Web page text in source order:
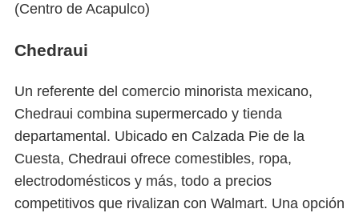
(Centro de Acapulco)
Chedraui
Un referente del comercio minorista mexicano,
Chedraui combina supermercado y tienda
departamental. Ubicado en Calzada Pie de la
Cuesta, Chedraui ofrece comestibles, ropa,
electrodomésticos y más, todo a precios
competitivos que rivalizan con Walmart. Una opción